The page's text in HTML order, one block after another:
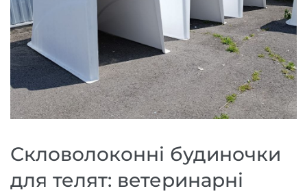
Скловолоконні будиночки
для телят: ветеринарні